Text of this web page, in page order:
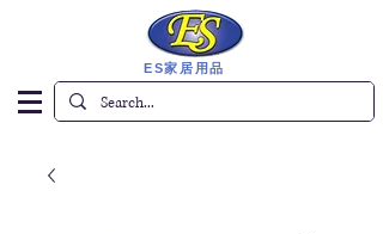
ES家居用品